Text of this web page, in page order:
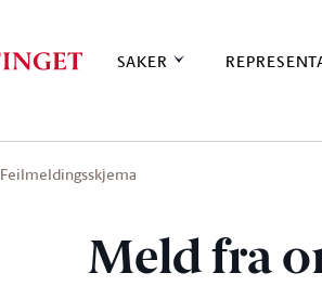
SAKER
Feilmeldingsskjema
Meld fra